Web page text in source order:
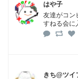
はや子
友達がコン
すねる会
きち@ツイ